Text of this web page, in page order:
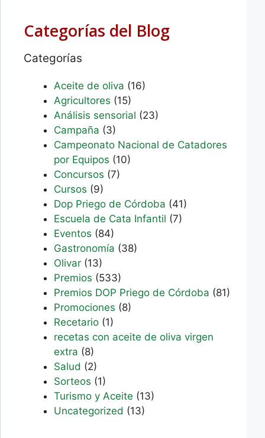
Categorías del Blog
Categorías
Aceite de oliva (16)
Agricultores (15)
Análisis sensorial (23)
Campaña (3)
Campeonato Nacional de Catadores
por Equipos (10)
Concursos (7)
Cursos (9)
Dop Priego de Córdoba (41)
Escuela de Cata Infantil (7)
Eventos (84)
Gastronomía (38)
Olivar (13)
Premios (533)
Premios DOP Priego de Córdoba (81)
Promociones (8)
Recetario (1)
recetas con aceite de oliva virgen
extra (8)
Salud (2)
Sorteos (1)
Turismo y Aceite (13)
Uncategorized (13)